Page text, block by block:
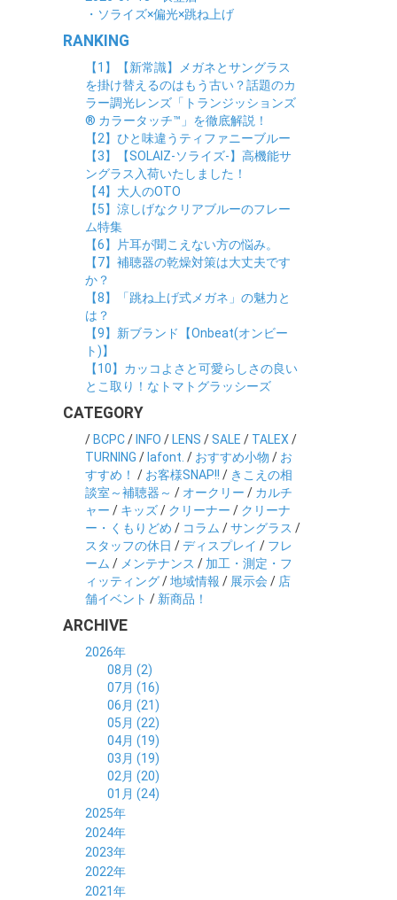
・ソライズ×偏光×跳ね上げ
RANKING
【1】【新常識】メガネとサングラス
を掛け替えるのはもう古い？話題のカ
ラー調光レンズ「トランジッションズ
® カラータッチ™」を徹底解説！
【2】ひと味違うティファニーブルー
【3】【SOLAIZ-ソライズ-】高機能サ
ングラス入荷いたしました！
【4】大人のOTO
【5】涼しげなクリアブルーのフレー
ム特集
【6】片耳が聞こえない方の悩み。
【7】補聴器の乾燥対策は大丈夫です
か？
【8】「跳ね上げ式メガネ」の魅力と
は？
【9】新ブランド【Onbeat(オンビー
ト)】
【10】カッコよさと可愛らしさの良い
とこ取り！なトマトグラッシーズ
CATEGORY
/ BCPC/ INFO / LENS /SALE / TALEX /
TURNING / lafont. / おすすめ小物 / お
すすめ！ / お客様SNAP!! / きこえの相
談室～補聴器～ / オークリー / カルチ
ャー / キッズ/ クリーナー / クリーナ
ー・くもりどめ / コラム /サングラス /
スタッフの休日 /ディスプレイ / フレ
ーム / メンテナンス / 加工・測定・フ
ィッティング/地域情報 / 展示会 / 店
舗イベント / 新商品！
ARCHIVE
2026年
08月 (2)
07月 (16)
06月 (21)
05月 (22)
04月 (19)
03月 (19)
02月 (20)
01月 (24)
2025年
12月 (14)
11月 (17)
10月 (21)
09月 (20)
2024年
12月 (19)
11月 (21)
10月 (23)
2023年
12月 (19)
11月 (19)
2022年
12月 (36)
2021年